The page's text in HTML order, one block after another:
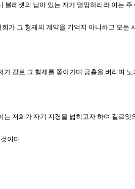
레셋의 남아 있는 자가 멸망하리라 이는
가 그 형제의 계약을 기억지 아니하고 모든
칼로 그 형제를 쫓아가며 긍휼을 버리며
저희가 자기 지경을 넓히고자 하여 길르
이며